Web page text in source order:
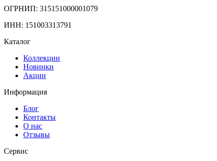
ОГРНИП: 315151000001079
ИНН: 151003313791
Каталог
Коллекции
Новинки
Акции
Информация
Блог
Контакты
О нас
Отзывы
Сервис